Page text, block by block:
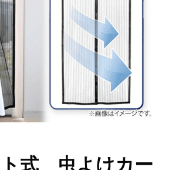
式 虫よけカー